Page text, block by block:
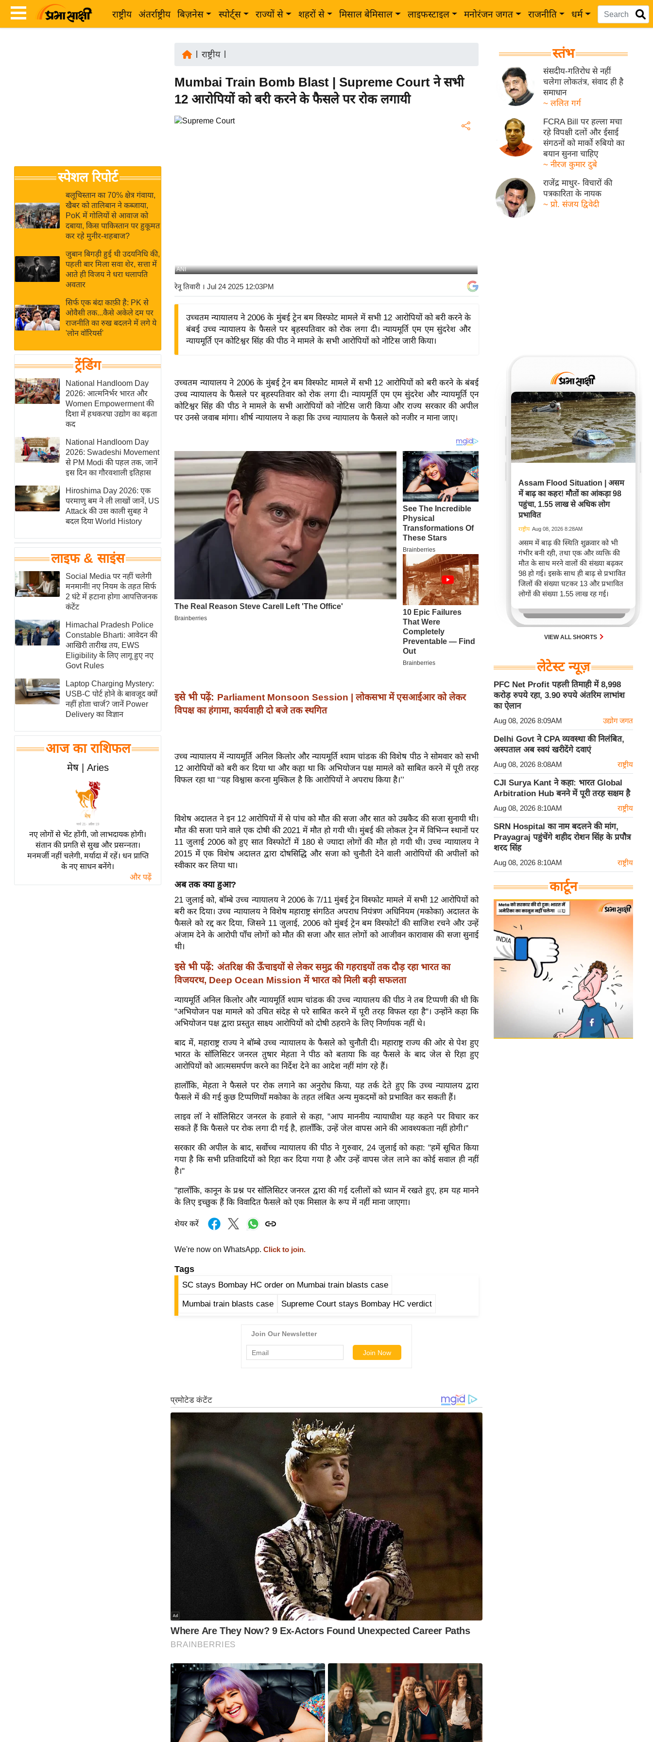
राष्ट्रीय अंतर्राष्ट्रीय बिज़नेस स्पोर्ट्स राज्यों से शहरों से मिसाल बेमिसाल लाइफस्टाइल मनोरंजन जगत राजनीति धर्म
Breaking
News in
Hindi
Hindi
Videos
जगत
राय
बजट
IPL
2026
ई-पेपर
मिसाल बेमिसाल
शख्सियत
यंग इंडिया
साहित्य जगत
ऑटो वर्ल्ड
न्यूज ब्रीफ
मनोरंजन जगत
बॉलीवुड
हॉलीवुड
फिल्म समीक्षा
Breaking
News
लाइफस्टाइल
टेक्नॉलॉजी
घरेलू नुस्खे
पर्यटन स्थल
फिटनेस मंत्रा
रिलेशनशिप
राजनीति
विश्लेषण
समसामयिक
मातृभूमि
एम.
आर.
आई.
समीक्षा
धर्म
ज्योतिष
त्योहार
राशिफल
विशेष
स्पेशल रिपोर्ट
बलूचिस्तान का 70% क्षेत्र गंवाया,
खैबर को तालिबान ने कब्जाया,
PoK में गोलियों से आवाज को
दबाया, किस पाकिस्तान पर हुकूमत
कर रहे मुनीर-शहबाज?
जुबान बिगड़ी हुई थी उदयनिधि की,
पहली बार मिला सवा शेर, सत्ता में
आते ही विजय ने धरा थलापति
अवतार
सिर्फ एक बंदा काफ़ी है: PK से
ओवैसी तक...कैसे अकेले दम पर
राजनीति का रुख बदलने में लगे ये
'लोन वॉरियर्स'
ट्रेंडिंग
National Handloom Day
2026: आत्मनिर्भर भारत और
Women Empowerment की
दिशा में हथकरघा उद्योग का बढ़ता
कद
National Handloom Day
2026: Swadeshi Movement
से PM Modi की पहल तक, जानें
इस दिन का गौरवशाली इतिहास
Hiroshima Day 2026: एक
परमाणु बम ने ली लाखों जानें, US
Attack की उस काली सुबह ने
बदल दिया World History
लाइफ & साइंस
Social Media पर नहीं चलेगी
मनमानी! नए नियम के तहत सिर्फ
2 घंटे में हटाना होगा आपत्तिजनक
कंटेंट
Himachal Pradesh Police
Constable Bharti: आवेदन की
आखिरी तारीख तय, EWS
Eligibility के लिए लागू हुए नए
Govt Rules
Laptop Charging Mystery:
USB-C पोर्ट होने के बावजूद क्यों
नहीं होता चार्ज? जानें Power
Delivery का विज्ञान
आज का राशिफल
मेष | Aries
नए लोगों से भेंट होंगी, जो लाभदायक होगी।
संतान की प्रगति से सुख और प्रसन्नता।
मनमर्जी नहीं चलेगी, मर्यादा में रहें। धन प्राप्ति
के नए साधन बनेंगे।
और पढ़ें
राष्ट्रीय|
Mumbai Train Bomb Blast | Supreme Court ने सभी
12 आरोपियों को बरी करने के फैसले पर रोक लगायी
ANI
रेनू तिवारी । Jul 24 2025 12:03PM
उच्चतम न्यायालय ने 2006 के मुंबई ट्रेन बम विस्फोट मामले में सभी 12 आरोपियों को बरी करने के
बंबई उच्च न्यायालय के फैसले पर बृहस्पतिवार को रोक लगा दी। न्यायमूर्ति एम एम सुंदरेश और
न्यायमूर्ति एन कोटिश्वर सिंह की पीठ ने मामले के सभी आरोपियों को नोटिस जारी किया।
उच्चतम न्यायालय ने 2006 के मुंबई ट्रेन बम विस्फोट मामले में सभी 12 आरोपियों को बरी करने के बंबई
उच्च न्यायालय के फैसले पर बृहस्पतिवार को रोक लगा दी। न्यायमूर्ति एम एम सुंदरेश और न्यायमूर्ति एन
कोटिश्वर सिंह की पीठ ने मामले के सभी आरोपियों को नोटिस जारी किया और राज्य सरकार की अपील
पर उनसे जवाब मांगा। शीर्ष न्यायालय ने कहा कि उच्च न्यायालय के फैसले को नजीर न माना जाए।
इसे भी पढ़ें: Parliament Monsoon Session | लोकसभा में एसआईआर को लेकर
विपक्ष का हंगामा, कार्यवाही दो बजे तक स्थगित
उच्च न्यायालय में न्यायमूर्ति अनिल किलोर और न्यायमूर्ति श्याम चांडक की विशेष पीठ ने सोमवार को सभी
12 आरोपियों को बरी कर दिया था और कहा था कि अभियोजन पक्ष मामले को साबित करने में पूरी तरह
विफल रहा था ‘‘यह विश्वास करना मुश्किल है कि आरोपियों ने अपराध किया है।’’
विशेष अदालत ने इन 12 आरोपियों में से पांच को मौत की सजा और सात को उम्रकैद की सजा सुनायी थी।
मौत की सजा पाने वाले एक दोषी की 2021 में मौत हो गयी थी। मुंबई की लोकल ट्रेन में विभिन्न स्थानों पर
11 जुलाई 2006 को हुए सात विस्फोटों में 180 से ज्यादा लोगों की मौत हो गयी थी। उच्च न्यायालय ने
2015 में एक विशेष अदालत द्वारा दोषसिद्धि और सजा को चुनौती देने वाली आरोपियों की अपीलों को
स्वीकार कर लिया था।
अब तक क्या हुआ?
21 जुलाई को, बॉम्बे उच्च न्यायालय ने 2006 के 7/11 मुंबई ट्रेन विस्फोट मामले में सभी 12 आरोपियों को
बरी कर दिया। उच्च न्यायालय ने विशेष महाराष्ट्र संगठित अपराध नियंत्रण अधिनियम (मकोका) अदालत के
फैसले को रद्द कर दिया, जिसने 11 जुलाई, 2006 को मुंबई ट्रेन बम विस्फोटों की साजिश रचने और उन्हें
अंजाम देने के आरोपी पाँच लोगों को मौत की सजा और सात लोगों को आजीवन कारावास की सजा सुनाई
थी।
इसे भी पढ़ें: अंतरिक्ष की ऊँचाइयों से लेकर समुद्र की गहराइयों तक दौड़ रहा भारत का
विजयरथ, Deep Ocean Mission में भारत को मिली बड़ी सफलता
न्यायमूर्ति अनिल किलोर और न्यायमूर्ति श्याम चांडक की उच्च न्यायालय की पीठ ने तब टिप्पणी की थी कि
"अभियोजन पक्ष मामले को उचित संदेह से परे साबित करने में पूरी तरह विफल रहा है"। उन्होंने कहा कि
अभियोजन पक्ष द्वारा प्रस्तुत साक्ष्य आरोपियों को दोषी ठहराने के लिए निर्णायक नहीं थे।
बाद में, महाराष्ट्र राज्य ने बॉम्बे उच्च न्यायालय के फैसले को चुनौती दी। महाराष्ट्र राज्य की ओर से पेश हुए
भारत के सॉलिसिटर जनरल तुषार मेहता ने पीठ को बताया कि वह फैसले के बाद जेल से रिहा हुए
आरोपियों को आत्मसमर्पण करने का निर्देश देने का आदेश नहीं मांग रहे हैं।
हालाँकि, मेहता ने फैसले पर रोक लगाने का अनुरोध किया, यह तर्क देते हुए कि उच्च न्यायालय द्वारा
फैसले में की गई कुछ टिप्पणियाँ मकोका के तहत लंबित अन्य मुकदमों को प्रभावित कर सकती हैं।
लाइव लॉ ने सॉलिसिटर जनरल के हवाले से कहा, "आप माननीय न्यायाधीश यह कहने पर विचार कर
सकते हैं कि फैसले पर रोक लगा दी गई है, हालाँकि, उन्हें जेल वापस आने की आवश्यकता नहीं होगी।"
सरकार की अपील के बाद, सर्वोच्च न्यायालय की पीठ ने गुरुवार, 24 जुलाई को कहा: "हमें सूचित किया
गया है कि सभी प्रतिवादियों को रिहा कर दिया गया है और उन्हें वापस जेल लाने का कोई सवाल ही नहीं
है।"
"हालाँकि, कानून के प्रश्न पर सॉलिसिटर जनरल द्वारा की गई दलीलों को ध्यान में रखते हुए, हम यह मानने
के लिए इच्छुक हैं कि विवादित फैसले को एक मिसाल के रूप में नहीं माना जाएगा।
शेयर करें
We're now on WhatsApp. Click to join.
Tags
SC stays Bombay HC order on Mumbai train blasts case
Mumbai train blasts case Supreme Court stays Bombay HC verdict
स्तंभ
संसदीय-गतिरोध से नहीं
चलेगा लोकतंत्र, संवाद ही है
समाधान
~ ललित गर्ग
FCRA Bill पर हल्ला मचा
रहे विपक्षी दलों और ईसाई
संगठनों को मार्को रुबियो का
बयान सुनना चाहिए
~ नीरज कुमार दुबे
राजेंद्र माथुर- विचारों की
पत्रकारिता के नायक
~ प्रो. संजय द्विवेदी
Assam Flood Situation | असम
में बाढ़ का कहर! मौतों का आंकड़ा 98
पहुंचा, 1.55 लाख से अधिक लोग
प्रभावित
राष्ट्रीय Aug 08, 2026 8:28AM
असम में बाढ़ की स्थिति शुक्रवार को भी
गंभीर बनी रही, तथा एक और व्यक्ति की
मौत के साथ मरने वालों की संख्या बढ़कर
98 हो गई। इसके साथ ही बाढ़ से प्रभावित
जिलों की संख्या घटकर 13 और प्रभावित
लोगों की संख्या 1.55 लाख रह गई।
VIEW ALL SHORTS
लेटेस्ट न्यूज़
PFC Net Profit पहली तिमाही में 8,998
करोड़ रुपये रहा, 3.90 रुपये अंतरिम लाभांश
का ऐलान
Aug 08, 2026 8:09AM उद्योग जगत
Delhi Govt ने CPA व्यवस्था की निलंबित,
अस्पताल अब स्वयं खरीदेंगे दवाएं
Aug 08, 2026 8:08AM राष्ट्रीय
CJI Surya Kant ने कहा: भारत Global
Arbitration Hub बनने में पूरी तरह सक्षम है
Aug 08, 2026 8:10AM राष्ट्रीय
SRN Hospital का नाम बदलने की मांग,
Prayagraj पहुंचेंगे शहीद रोशन सिंह के प्रपौत्र
शरद सिंह
Aug 08, 2026 8:10AM राष्ट्रीय
कार्टून